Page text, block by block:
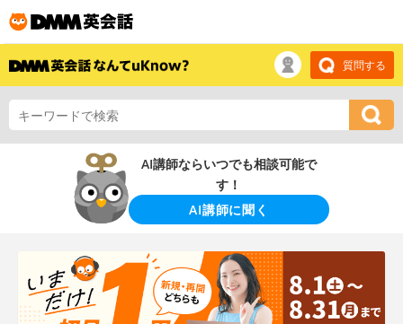
質問する
AI講師ならいつでも相談可能で
す！
AI講師に聞く